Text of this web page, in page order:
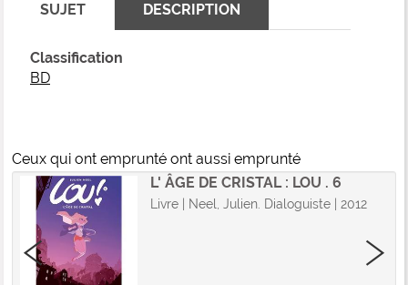
SUJET DESCRIPTION
Classification
BD
Ceux qui ont emprunté ont aussi emprunté
L' ÂGE DE CRISTAL : LOU . 6
Livre | Neel, Julien. Dialoguiste | 2012